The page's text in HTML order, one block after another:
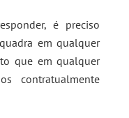
é preciso
em qualquer
que em qualquer
contratualmente